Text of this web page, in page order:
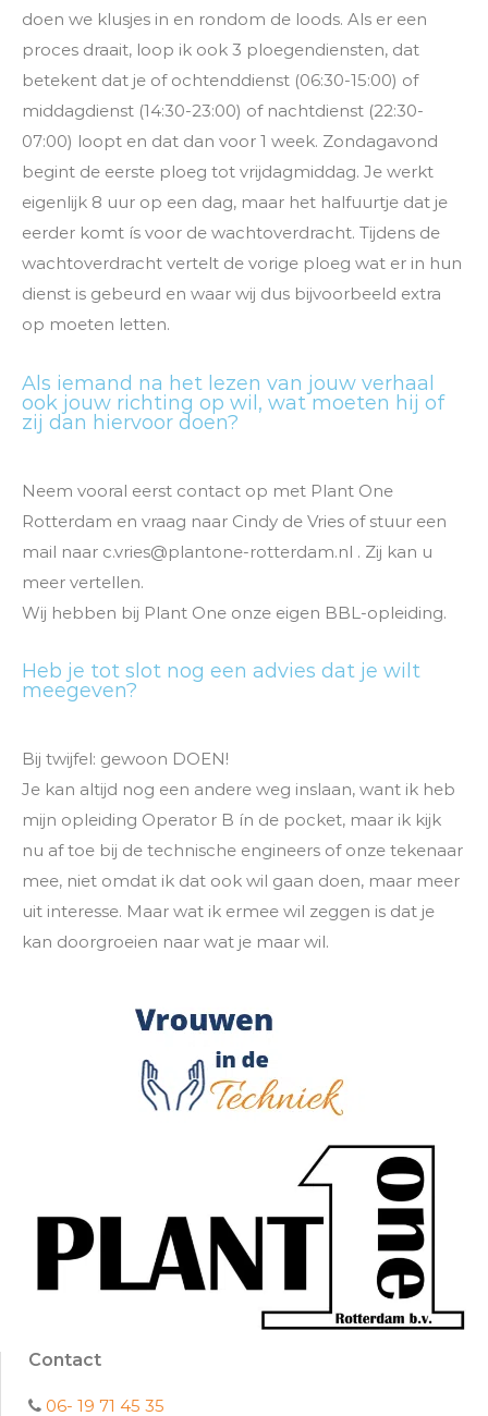
doen we klusjes in en rondom de loods. Als er een
proces draait, loop ik ook 3 ploegendiensten, dat
betekent dat je of ochtenddienst (06:30-15:00) of
middagdienst (14:30-23:00) of nachtdienst (22:30-
07:00) loopt en dat dan voor 1 week. Zondagavond
begint de eerste ploeg tot vrijdagmiddag. Je werkt
eigenlijk 8 uur op een dag, maar het halfuurtje dat je
eerder komt ís voor de wachtoverdracht. Tijdens de
wachtoverdracht vertelt de vorige ploeg wat er in hun
dienst is gebeurd en waar wij dus bijvoorbeeld extra
op moeten letten.
Als iemand na het lezen van jouw verhaal
ook jouw richting op wil, wat moeten hij of
zij dan hiervoor doen?
Neem vooral eerst contact op met Plant One
Rotterdam en vraag naar Cindy de Vries of stuur een
mail naar c.vries@plantone-rotterdam.nl . Zij kan u
meer vertellen.
Wij hebben bij Plant One onze eigen BBL-opleiding.
Heb je tot slot nog een advies dat je wilt
meegeven?
Bij twijfel: gewoon DOEN!
Je kan altijd nog een andere weg inslaan, want ik heb
mijn opleiding Operator B ín de pocket, maar ik kijk
nu af toe bij de technische engineers of onze tekenaar
mee, niet omdat ik dat ook wil gaan doen, maar meer
uit interesse. Maar wat ik ermee wil zeggen is dat je
kan doorgroeien naar wat je maar wil.
Contact
06- 19 71 45 35